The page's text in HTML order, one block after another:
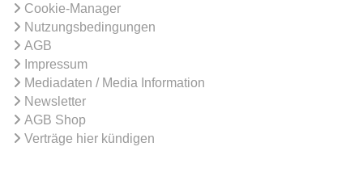
Cookie-Manager
Nutzungsbedingungen
AGB
Impressum
Mediadaten / Media Information
Newsletter
AGB Shop
Verträge hier kündigen